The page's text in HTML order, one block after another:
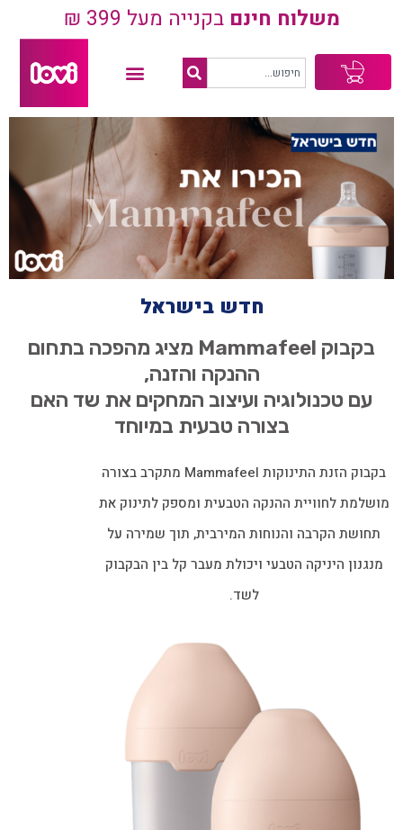
משלוח חינםבקנייה מעל 399 ₪
חדש בישראל
בקבוק Mammafeel מציג מהפכה בתחום
ההנקה והזנה,
עם טכנולוגיה ועיצוב המחקים את שד האם
בצורה טבעית במיוחד
בקבוק הזנת התינוקות Mammafeel מתקרב בצורה
מושלמת לחוויית ההנקה הטבעית ומספק לתינוק את
תחושת הקרבה והנוחות המירבית, תוך שמירה על
מנגנון היניקה הטבעי ויכולת מעבר קל בין הבקבוק
לשד.